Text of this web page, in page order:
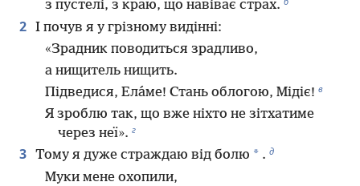
з пустелі, з краю, що навіває страх.
2 І почув я у грізному видінні:
«Зрадник поводиться зрадливо,
а нищитель нищить.
Підведися, Ела́ме! Стань облогою, Мідіє! в
Я зроблю так, що вже ніхто не зітхатиме
через неї». г
3 Тому я дуже страждаю від болю * . д
Муки мене охопили,